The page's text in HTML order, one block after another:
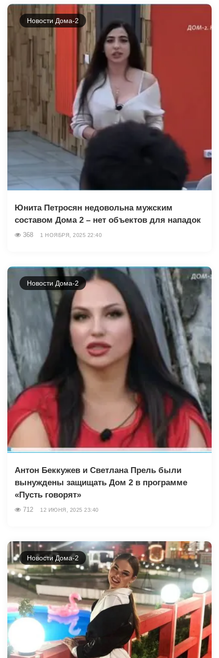
Новости Дома-2
Юнита Петросян недовольна мужским
составом Дома 2 – нет объектов для нападок
368 1 НОЯБРЯ, 2025 22:40
Новости Дома-2
Антон Беккужев и Светлана Прель были
вынуждены защищать Дом 2 в программе
«Пусть говорят»
712 12 ИЮНЯ, 2025 23:40
Новости Дома-2